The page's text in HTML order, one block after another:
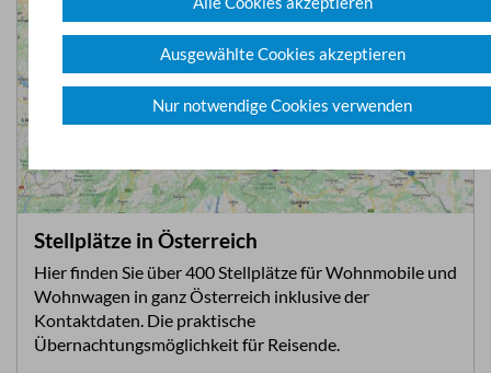
Stellplätze in Österreich
Hier finden Sie über 400 Stellplätze für Wohnmobile und
Wohnwagen in ganz Österreich inklusive der
Kontaktdaten. Die praktische
Übernachtungsmöglichkeit für Reisende.
Ausgewählte Cookies akzeptieren
Nur notwendige Cookies verwenden